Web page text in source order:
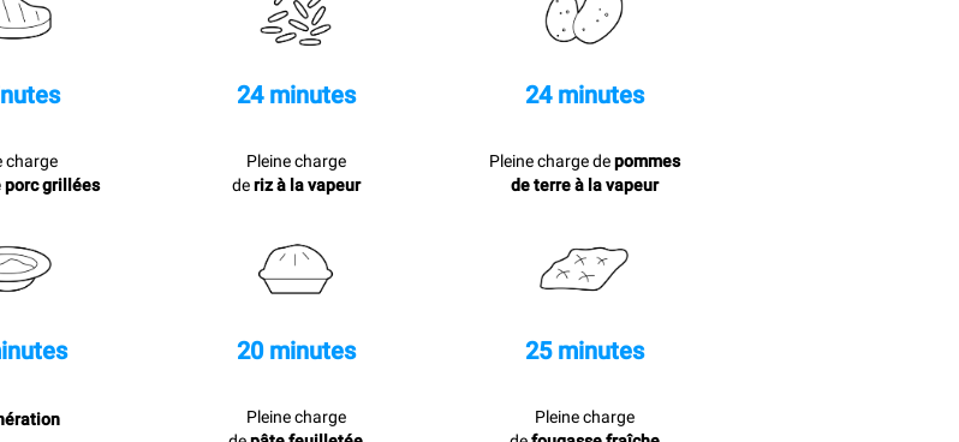
charge
porc grillées
24 minutes
Pleine charge
deriz à la vapeur
24 minutes
Pleine charge depommes
de terre à la vapeur
20 minutes
Pleine charge
25 minutes
Pleine charge